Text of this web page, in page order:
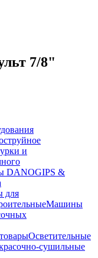
7/8"
и
DANOGIPS &
для
Машины
Осветительные
сушильные